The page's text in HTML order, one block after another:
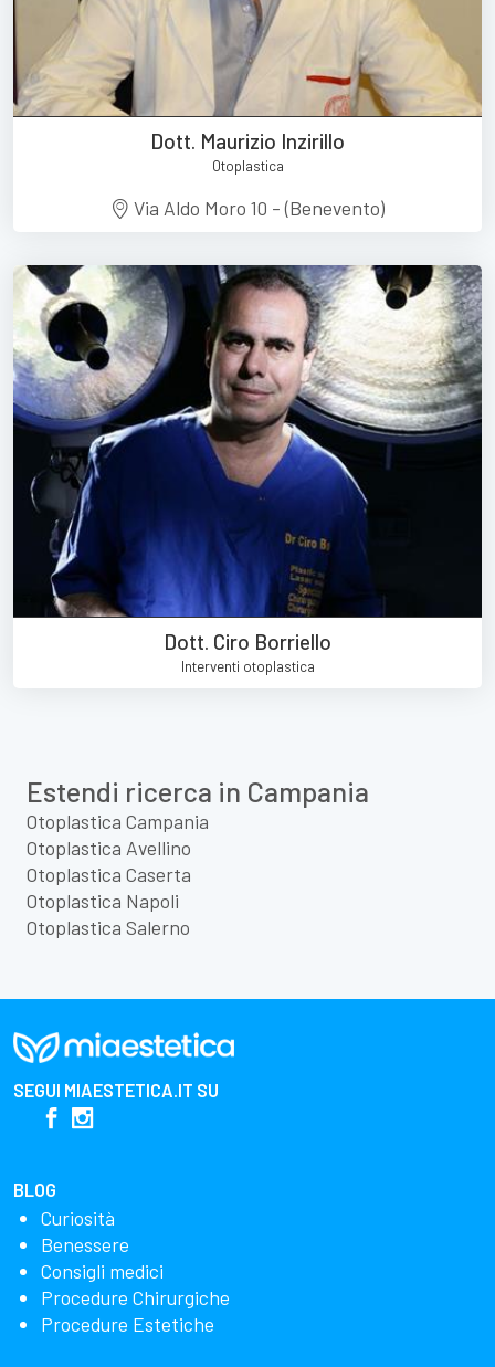
Dott. Maurizio Inzirillo
Otoplastica
Via Aldo Moro 10 - (Benevento)
Dott. Ciro Borriello
Interventi otoplastica
Estendi ricerca in Campania
Otoplastica Campania
Otoplastica Avellino
Otoplastica Caserta
Otoplastica Napoli
Otoplastica Salerno
SEGUI MIAESTETICA.IT SU
BLOG
Curiosità
Benessere
Consigli medici
Procedure Chirurgiche
Procedure Estetiche